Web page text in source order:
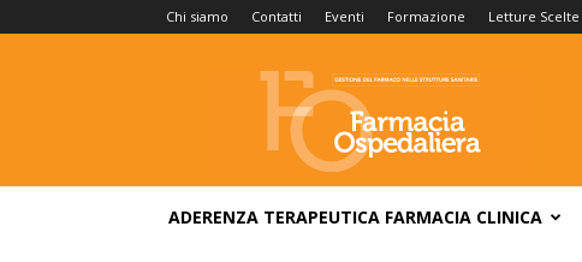
Chi siamo Contatti Eventi Formazione Letture Scelte
Farmacia
Ospedaliera
ADERENZA TERAPEUTICA FARMACIA CLINICA